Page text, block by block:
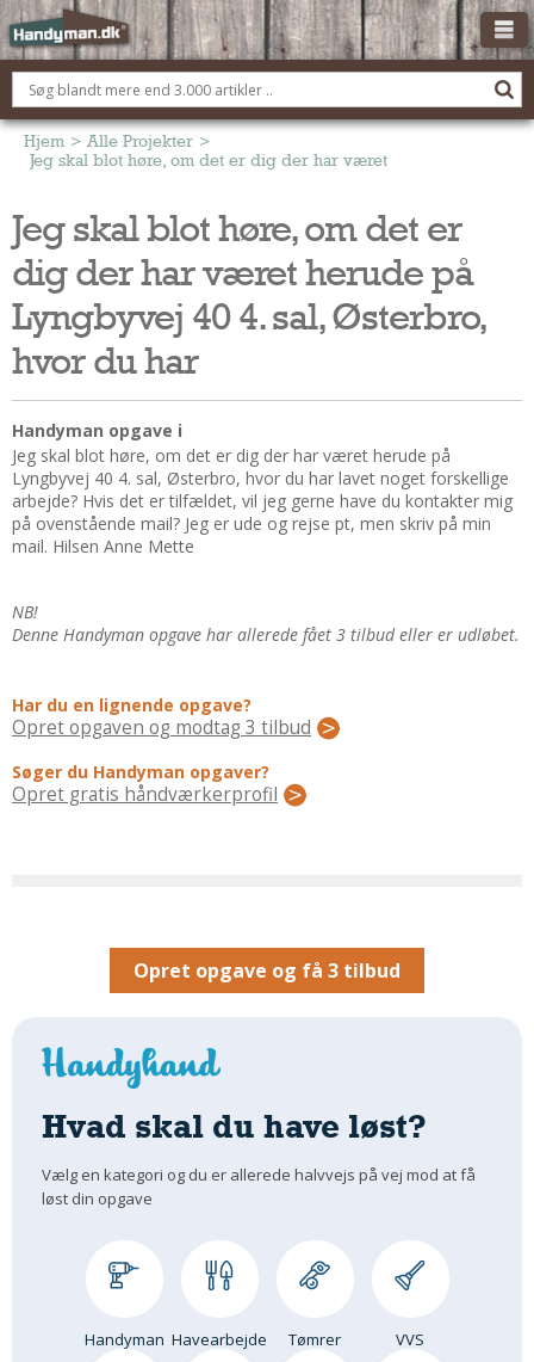
OM HANDYMAN.DK
FÅ 3 TILBUD
ANNONCERING
BOLIG KØBERÅDGIVNING
TØMRER/SNEDKER
Montage Og Nybyg
Reparation Og Vedligehold
Alt Om Køkkenet
Om Materialer
Om Værktøj
Andet
ELEKTRIKER
Regler Og Love
Tips Og Tests
Montage Og Udskiftning
Varme Og Energi
Reparationer
Om Værktøj
GLARMESTER
Udskiftning Og Montage
Hjem > Alle Projekter >
Jeg skal blot høre, om det er dig der har været herude på
Jeg skal blot høre, om det er
dig der har været herude på
Lyngbyvej 40 4. sal, Østerbro,
hvor du har
Handyman opgave i
Jeg skal blot høre, om det er dig der har været herude på
Lyngbyvej 40 4. sal, Østerbro, hvor du har lavet noget forskellige
arbejde? Hvis det er tilfældet, vil jeg gerne have du kontakter mig
på ovenstående mail? Jeg er ude og rejse pt, men skriv på min
mail. Hilsen Anne Mette
NB!
Denne Handyman opgave har allerede fået 3 tilbud eller er udløbet.
Har du en lignende opgave?
Opret opgaven og modtag 3 tilbud
Søger du Handyman opgaver?
Opret gratis håndværkerprofil
Opret opgave og få 3 tilbud
Hvad skal du have løst?
Vælg en kategori og du er allerede halvvejs på vej mod at få
løst din opgave
Handyman Havearbejde Tømrer VVS